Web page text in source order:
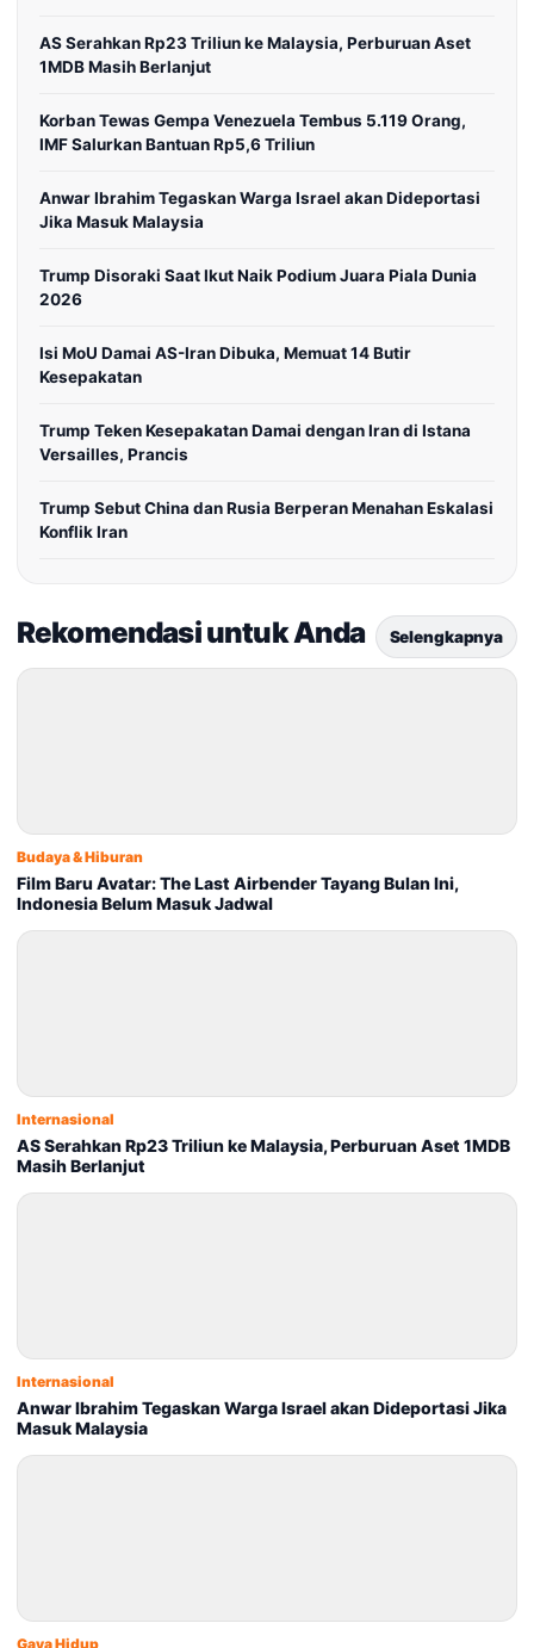
AS Serahkan Rp23 Triliun ke Malaysia, Perburuan Aset
1MDB Masih Berlanjut
Korban Tewas Gempa Venezuela Tembus 5.119 Orang,
IMF Salurkan Bantuan Rp5,6 Triliun
Anwar Ibrahim Tegaskan Warga Israel akan Dideportasi
Jika Masuk Malaysia
Trump Disoraki Saat Ikut Naik Podium Juara Piala Dunia
2026
Isi MoU Damai AS-Iran Dibuka, Memuat 14 Butir
Kesepakatan
Trump Teken Kesepakatan Damai dengan Iran di Istana
Versailles, Prancis
Trump Sebut China dan Rusia Berperan Menahan Eskalasi
Konflik Iran
Rekomendasi untuk Anda Selengkapnya
Budaya & Hiburan
Film Baru Avatar: The Last Airbender Tayang Bulan Ini,
Indonesia Belum Masuk Jadwal
Internasional
AS Serahkan Rp23 Triliun ke Malaysia, Perburuan Aset 1MDB
Masih Berlanjut
Internasional
Anwar Ibrahim Tegaskan Warga Israel akan Dideportasi Jika
Masuk Malaysia
Gaya Hidup